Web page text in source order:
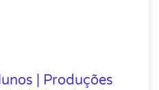
| Produções